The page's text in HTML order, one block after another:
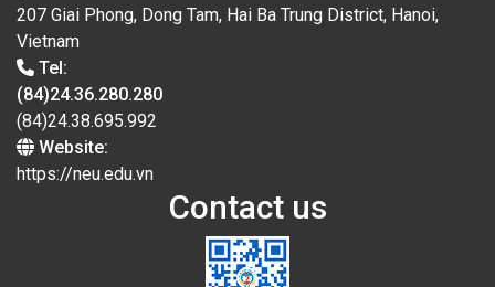
207 Giai Phong, Dong Tam, Hai Ba Trung District, Hanoi,
Vietnam
Tel:
(84)24.36.280.280
(84)24.38.695.992
Website:
https://neu.edu.vn
Contact us